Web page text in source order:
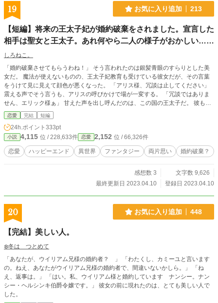
19 お気に入り追加 213
【短編】将来の王太子妃が婚約破棄をされました。宣言した
相手は聖女と王太子。あれ何やら二人の様子がおかしい……
しろねこ。
「婚約破棄させてもらうわね！」 そう言われたのは銀髪青眼のすらりとした美
女だ。 魔法が使えないものの、王太子妃教育も受けている彼女だが、その言葉
をうけて見に見えて顔色が悪くなった。 「アリス様、冗談は止してください」
震える声でそう言うも、アリスの呼びかけで場が一変する。 「冗談ではありま
せん、エリック様ぁ」 甘えた声を出し呼んだのは、この国の王太子だ。 彼もま
た同様に婚約破棄を謳い、皆の前で発表する。 「王太子と聖女が結婚するのは
当然だろ？」 この国の伝承で、建国の際に王太子の手助けをした聖女は平民の
出でありながら王太子と結婚をし、後の王妃となっている。 聖女は治癒と癒や
しの魔法を持ち、他にも魔物を退けられる力があるという。 魔法を使えないレ
ナンとは大違いだ。 それ故に聖女と認められたアリスは、王太子であるエリッ
クの妻になる！ というのだが…… 「これは何の余興でしょう？ エリック様
ラ達の、色々なシチュエーションの話がみたくてこのような形式で書いていま
す。 中編くらいで前後の模様を書けたら書きたいです(^^) カクヨムさんでも掲
載中。
恋愛 完結 短編
24h.ポイント 333pt
小説 4,115 位 / 228,633件 恋愛 2,152 位 / 66,326件
恋愛 ハッピーエンド 異世界 ファンタジー 両片思い 婚約破棄？
感想数 3
文字数 9,626
最終更新日 2023.04.10
登録日 2023.04.10
20 お気に入り追加 448
【完結】美しい人。
❄️冬は つとめて
「あなたが、ウイリアム兄様の婚約者？ 」 「わたくし、カミーユと言います
の。ねえ、あなたがウイリアム兄様の婚約者で、間違いないかしら。」 「ね
え、返事は。」 「はい。私、ウイリアム様と婚約しています ナンシー。ナン
シー・ヘルシンキ伯爵令嬢です。」 彼女の前に現れたのは、とても美しい人で
した。